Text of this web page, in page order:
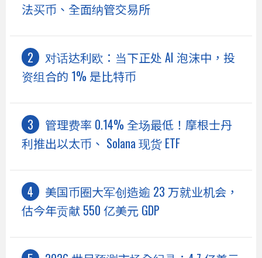
法买币、全面纳管交易所
对话达利欧：当下正处 AI 泡沫中，投
资组合的 1% 是比特币
管理费率 0.14% 全场最低！摩根士丹
利推出以太币、 Solana 现货 ETF
美国币圈大军创造逾 23 万就业机会，
估今年贡献 550 亿美元 GDP